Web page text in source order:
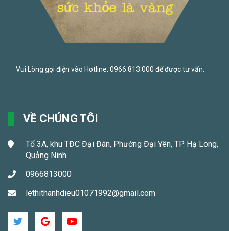
Vui Lòng gọi điện vào Hotline: 0966.813.000 để được tư vấn.
VỀ CHÚNG TÔI
Tổ 3A, khu TĐC Đại Đán, Phường Đại Yên, TP Hạ Long,
Quảng Ninh
0966813000
lethithanhdieu01071992@gmail.com